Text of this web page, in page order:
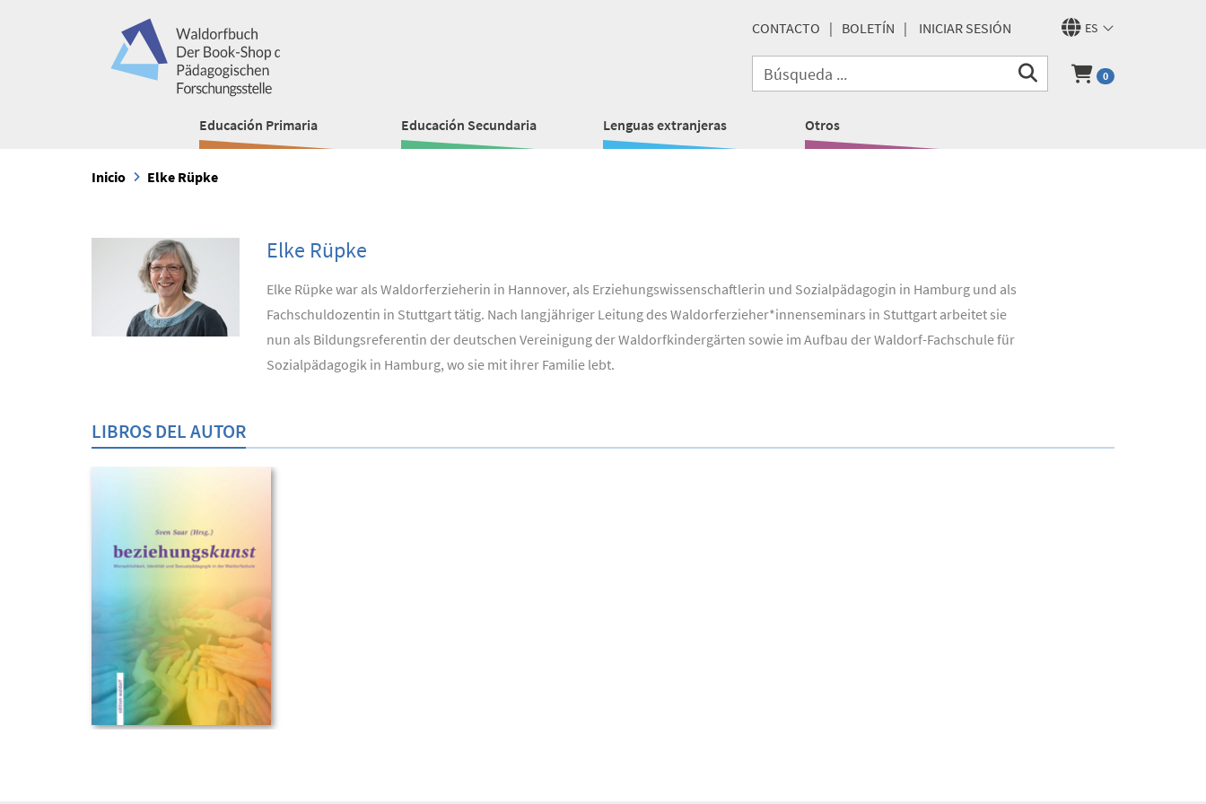
ES
CONTACTO BOLETÍN INICIAR SESIÓN
0
Educación Primaria Educación Secundaria Lenguas extranjeras Otros
Inicio Elke Rüpke
Elke Rüpke
Elke Rüpke war als Waldorferzieherin in Hannover, als Erziehungswissenschaftlerin und Sozialpädagogin in Hamburg und als
Fachschuldozentin in Stuttgart tätig. Nach langjähriger Leitung des Waldorferzieher*innenseminars in Stuttgart arbeitet sie
nun als Bildungsreferentin der deutschen Vereinigung der Waldorfkindergärten sowie im Aufbau der Waldorf-Fachschule für
Sozialpädagogik in Hamburg, wo sie mit ihrer Familie lebt.
LIBROS DEL AUTOR